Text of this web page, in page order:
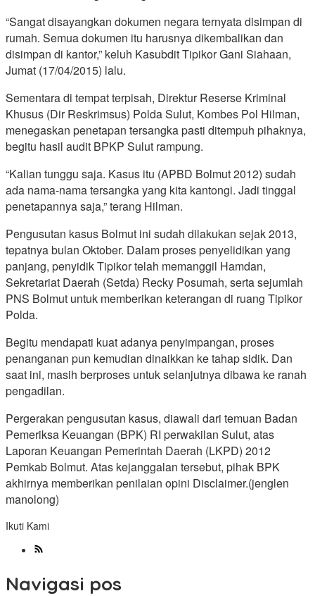
“Sangat disayangkan dokumen negara ternyata disimpan di
rumah. Semua dokumen itu harusnya dikembalikan dan
disimpan di kantor,” keluh Kasubdit Tipikor Gani Siahaan,
Jumat (17/04/2015) lalu.
Sementara di tempat terpisah, Direktur Reserse Kriminal
Khusus (Dir Reskrimsus) Polda Sulut, Kombes Pol Hilman,
menegaskan penetapan tersangka pasti ditempuh pihaknya,
begitu hasil audit BPKP Sulut rampung.
“Kalian tunggu saja. Kasus itu (APBD Bolmut 2012) sudah
ada nama-nama tersangka yang kita kantongi. Jadi tinggal
penetapannya saja,” terang Hilman.
Pengusutan kasus Bolmut ini sudah dilakukan sejak 2013,
tepatnya bulan Oktober. Dalam proses penyelidikan yang
panjang, penyidik Tipikor telah memanggil Hamdan,
Sekretariat Daerah (Setda) Recky Posumah, serta sejumlah
PNS Bolmut untuk memberikan keterangan di ruang Tipikor
Polda.
Begitu mendapati kuat adanya penyimpangan, proses
penanganan pun kemudian dinaikkan ke tahap sidik. Dan
saat ini, masih berproses untuk selanjutnya dibawa ke ranah
pengadilan.
Pergerakan pengusutan kasus, diawali dari temuan Badan
Pemeriksa Keuangan (BPK) RI perwakilan Sulut, atas
Laporan Keuangan Pemerintah Daerah (LKPD) 2012
Pemkab Bolmut. Atas kejanggalan tersebut, pihak BPK
akhirnya memberikan penilaian opini Disclaimer.(jenglen
manolong)
Ikuti Kami
Navigasi pos